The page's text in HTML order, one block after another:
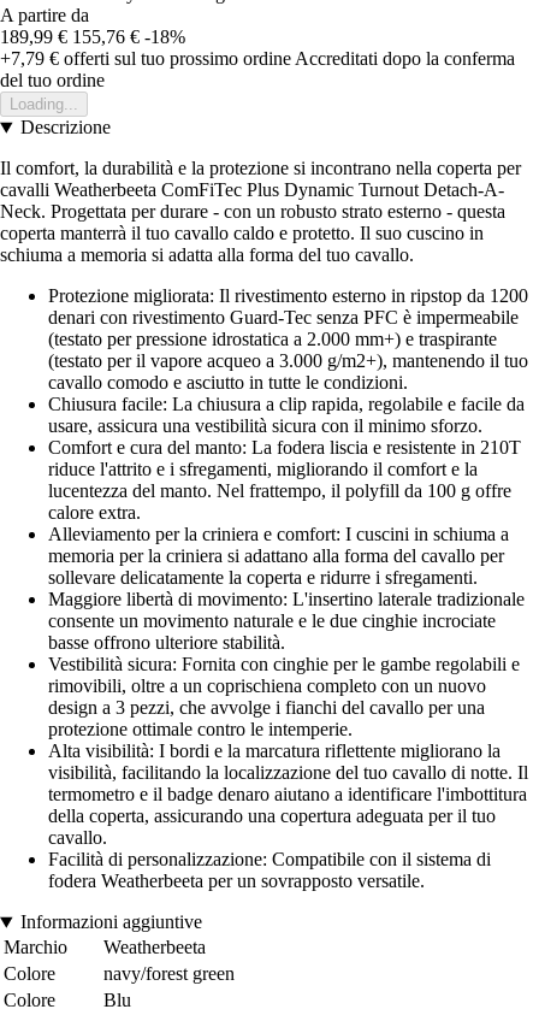
A partire da
189,99 € 155,76 € -18%
+7,79 € offerti sul tuo prossimo ordineAccreditati dopo la conferma
del tuo ordine
Loading...
Descrizione
Il comfort, la durabilità e la protezione si incontrano nella coperta per
cavalli Weatherbeeta ComFiTec Plus Dynamic Turnout Detach-A-
Neck. Progettata per durare - con un robusto strato esterno - questa
coperta manterrà il tuo cavallo caldo e protetto. Il suo cuscino in
schiuma a memoria si adatta alla forma del tuo cavallo.
Protezione migliorata: Il rivestimento esterno in ripstop da 1200
denari con rivestimento Guard-Tec senza PFC è impermeabile
(testato per pressione idrostatica a 2.000 mm+) e traspirante
(testato per il vapore acqueo a 3.000 g/m2+), mantenendo il tuo
cavallo comodo e asciutto in tutte le condizioni.
Chiusura facile: La chiusura a clip rapida, regolabile e facile da
usare, assicura una vestibilità sicura con il minimo sforzo.
Comfort e cura del manto: La fodera liscia e resistente in 210T
riduce l'attrito e i sfregamenti, migliorando il comfort e la
lucentezza del manto. Nel frattempo, il polyfill da 100 g offre
calore extra.
Alleviamento per la criniera e comfort: I cuscini in schiuma a
memoria per la criniera si adattano alla forma del cavallo per
sollevare delicatamente la coperta e ridurre i sfregamenti.
Maggiore libertà di movimento: L'insertino laterale tradizionale
consente un movimento naturale e le due cinghie incrociate
basse offrono ulteriore stabilità.
Vestibilità sicura: Fornita con cinghie per le gambe regolabili e
rimovibili, oltre a un coprischiena completo con un nuovo
design a 3 pezzi, che avvolge i fianchi del cavallo per una
protezione ottimale contro le intemperie.
Alta visibilità: I bordi e la marcatura riflettente migliorano la
visibilità, facilitando la localizzazione del tuo cavallo di notte. Il
termometro e il badge denaro aiutano a identificare l'imbottitura
della coperta, assicurando una copertura adeguata per il tuo
cavallo.
Facilità di personalizzazione: Compatibile con il sistema di
fodera Weatherbeeta per un sovrapposto versatile.
Informazioni aggiuntive
Marchio
Weatherbeeta
Colore
navy/forest green
Colore
Blu